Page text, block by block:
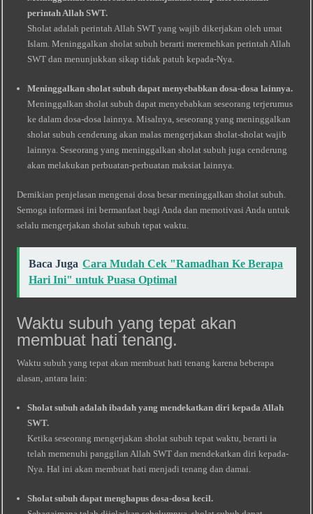
perintah Allah SWT.
Sholat adalah perintah Allah SWT yang wajib dikerjakan oleh umat
Islam. Meninggalkan sholat subuh berarti meremehkan perintah Allah
SWT dan menunjukkan sikap tidak patuh kepada-Nya.
Meninggalkan sholat subuh dapat menyebabkan dosa-dosa lainnya.
Meninggalkan sholat subuh dapat menyebabkan seseorang terjerumus
ke dalam dosa-dosa lainnya. Misalnya, seseorang yang meninggalkan
sholat subuh cenderung akan malas mengerjakan sholat-sholat wajib
lainnya. Seseorang yang meninggalkan sholat subuh juga cenderung
akan melakukan perbuatan-perbuatan maksiat lainnya.
Demikian penjelasan mengenai dosa besar meninggalkan sholat subuh.
Semoga informasi ini bermanfaat bagi Anda dan memotivasi Anda untuk
selalu mengerjakan sholat subuh tepat waktu.
Baca Juga Cara Mudah Cek "Ramadhan Ke Berapa
Hari Ini" untuk Puasa Optimal
Waktu subuh yang tepat akan
membuat hati tenang.
Waktu subuh yang tepat akan membuat hati tenang karena beberapa
alasan, antara lain:
Sholat subuh adalah ibadah yang mendekatkan diri kepada Allah
SWT.
Ketika seseorang mengerjakan sholat subuh tepat waktu, berarti ia
telah memenuhi panggilan Allah SWT dan mendekatkan diri kepada-
Nya. Hal ini akan membuat hati menjadi tenang dan damai.
Sholat subuh dapat menghapus dosa-dosa kecil.